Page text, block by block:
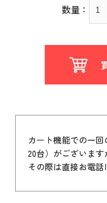
数量：
カート機能での一
20台）がございます
その際は直接お電話